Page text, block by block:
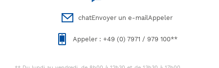
chatEnvoyer un e-mailAppeler
Appeler : +49 (0) 7971 / 979 100**